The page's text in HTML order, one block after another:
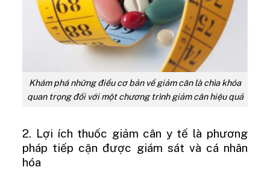
Khám phá những điều cơ bản về giảm cân là chìa khóa
quan trọng đối với một chương trình giảm cân hiệu quả
2. Lợi ích thuốc giảm cân y tế là phương
pháp tiếp cận được giám sát và cá nhân
hóa